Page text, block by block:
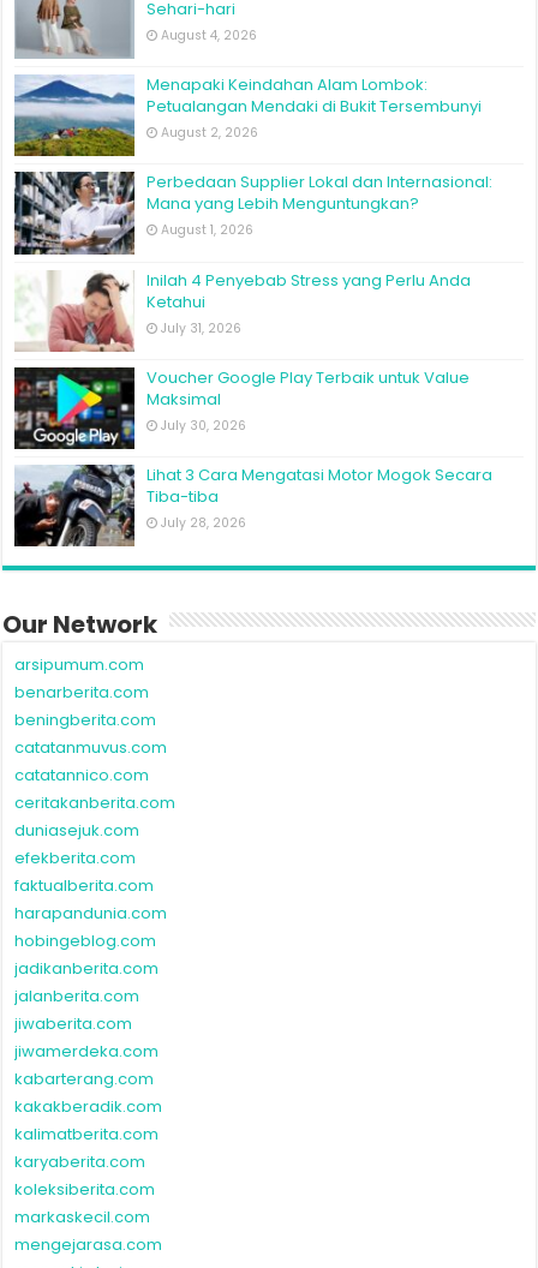
Sehari-hari
August 4, 2026
Menapaki Keindahan Alam Lombok:
Petualangan Mendaki di Bukit Tersembunyi
August 2, 2026
Perbedaan Supplier Lokal dan Internasional:
Mana yang Lebih Menguntungkan?
August 1, 2026
Inilah 4 Penyebab Stress yang Perlu Anda
Ketahui
July 31, 2026
Voucher Google Play Terbaik untuk Value
Maksimal
July 30, 2026
Lihat 3 Cara Mengatasi Motor Mogok Secara
Tiba-tiba
July 28, 2026
Our Network
arsipumum.com
benarberita.com
beningberita.com
catatanmuvus.com
catatannico.com
ceritakanberita.com
duniasejuk.com
efekberita.com
faktualberita.com
harapandunia.com
hobingeblog.com
jadikanberita.com
jalanberita.com
jiwaberita.com
jiwamerdeka.com
kabarterang.com
kakakberadik.com
kalimatberita.com
karyaberita.com
koleksiberita.com
markaskecil.com
mengejarasa.com